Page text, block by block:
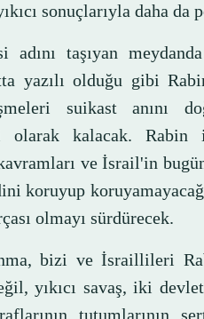
sonuçlarıyla daha da
adını taşıyan
yazılı olduğu gibi
suikast anını
olarak kalacak.
ve İsrail'in
koruyup
olmayı sürdürecek.
bizi ve İsraillileri
yıkıcı savaş, iki
tutumlarının